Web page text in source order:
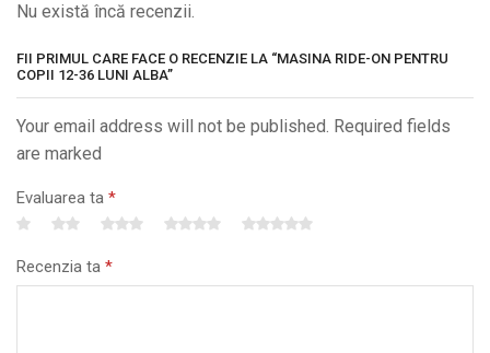
Nu există încă recenzii.
FII PRIMUL CARE FACE O RECENZIE LA “MASINA RIDE-ON PENTRU
COPII 12-36 LUNI ALBA”
Your email address will not be published. Required fields
are marked
Evaluarea ta *
Recenzia ta *